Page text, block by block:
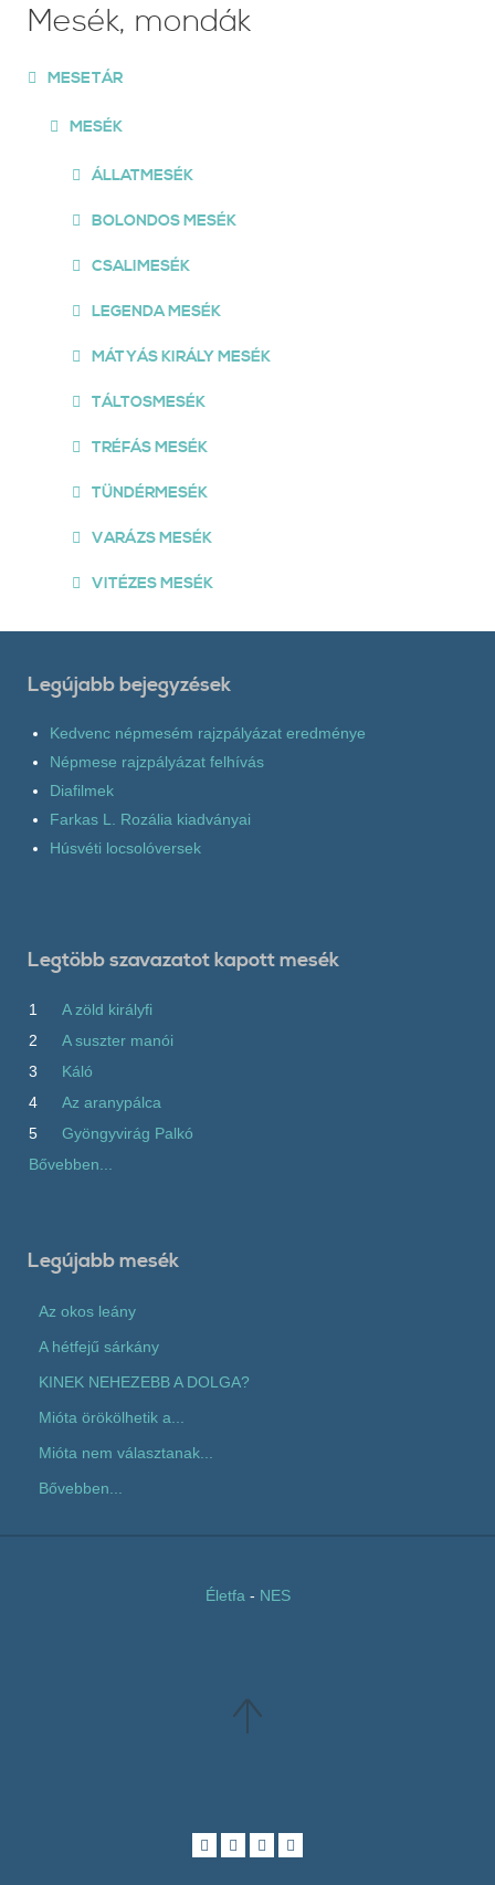
Mesék, mondák
MESETÁR
MESÉK
ÁLLATMESÉK
BOLONDOS MESÉK
CSALIMESÉK
LEGENDA MESÉK
MÁTYÁS KIRÁLY MESÉK
TÁLTOSMESÉK
TRÉFÁS MESÉK
TÜNDÉRMESÉK
VARÁZS MESÉK
VITÉZES MESÉK
Legújabb bejegyzések
Kedvenc népmesém rajzpályázat eredménye
Népmese rajzpályázat felhívás
Diafilmek
Farkas L. Rozália kiadványai
Húsvéti locsolóversek
Legtöbb szavazatot kapott mesék
1
A zöld királyfi
2
A suszter manói
3
Káló
4
Az aranypálca
5
Gyöngyvirág Palkó
Bővebben...
Legújabb mesék
Az okos leány
A hétfejű sárkány
KINEK NEHEZEBB A DOLGA?
Mióta örökölhetik a...
Mióta nem választanak...
Bővebben...
Életfa - NES